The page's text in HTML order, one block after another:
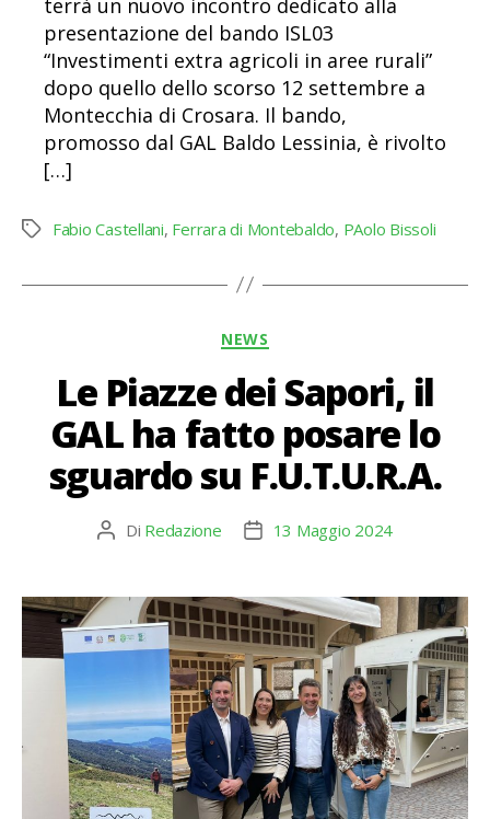
presentazione del bando ISL03
“Investimenti extra agricoli in aree rurali”
dopo quello dello scorso 12 settembre a
Montecchia di Crosara. Il bando,
promosso dal GAL Baldo Lessinia, è rivolto
[…]
Tag Fabio Castellani, Ferrara di Montebaldo, PAolo Bissoli
Categorie
NEWS
Le Piazze dei Sapori, il
GAL ha fatto posare lo
sguardo su F.U.T.U.R.A.
Autore
Di Redazione
Data13 Maggio 2024